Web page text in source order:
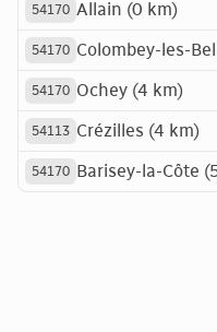
54170 Allain (0 km)
54170 Colombey-les-
54170 Ochey (4 km)
54113 Crézilles (4 km)
54170 Barisey-la-Côte